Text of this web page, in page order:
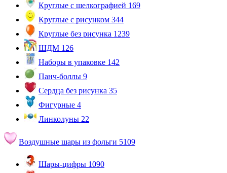
Круглые с шелкографией 169
Круглые с рисунком 344
Круглые без рисунка 1239
ШДМ 126
Наборы в упаковке 142
Панч-боллы 9
Сердца без рисунка 35
Фигурные 4
Линколуны 22
Воздушные шары из фольги 5109
Шары-цифры 1090